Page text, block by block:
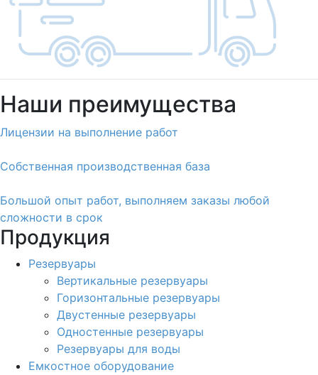
Наши преимущества
Лицензии на выполнение работ
Собственная производственная база
Большой опыт работ, выполняем заказы любой
сложности в срок
Продукция
Резервуары
Вертикальные резервуары
Горизонтальные резервуары
Двустенные резервуары
Одностенные резервуары
Резервуары для воды
Емкостное оборудование